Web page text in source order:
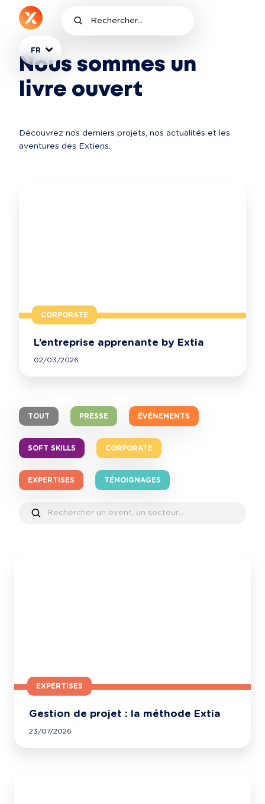
FR
Nous sommes un
livre ouvert
Découvrez nos derniers projets, nos actualités et les
aventures des Extiens.
CORPORATE
L’entreprise apprenante by Extia
02/03/2026
TOUT PRESSE ÉVÉNEMENTS
SOFT SKILLS CORPORATE
EXPERTISES TÉMOIGNAGES
EXPERTISES
Gestion de projet : la méthode Extia
23/07/2026